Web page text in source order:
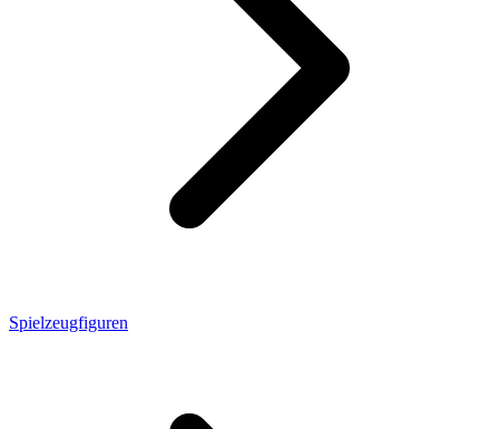
Spielzeugfiguren